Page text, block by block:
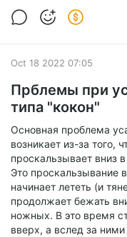
Oct 18 2022 07:05
Прблемы при
типа "кокон"
Основная проблема
возникает из-за того,
проскальзывает вниз
Это проскальзывание
начинает лететь (и
продолжает бежать
ножных. В это время
вверх, а вслед за